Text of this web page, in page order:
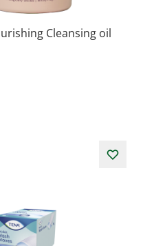
Cleansing oil